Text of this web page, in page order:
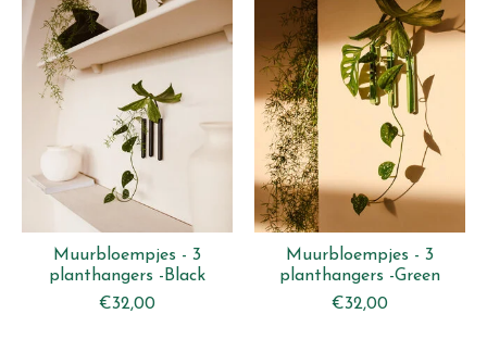
Muurbloempjes - 3
planthangers -Black
€32,00
Muurbloempjes - 3
planthangers -Green
€32,00